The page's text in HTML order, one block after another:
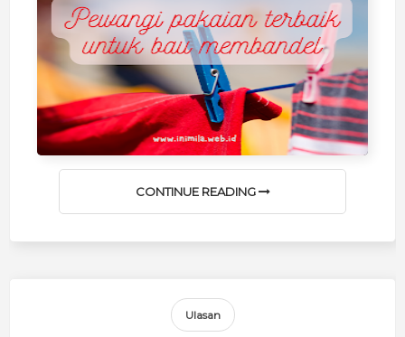
CONTINUE READING
Ulasan